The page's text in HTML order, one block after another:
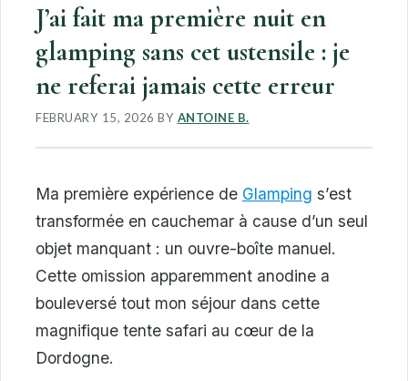
J’ai fait ma première nuit en
glamping sans cet ustensile : je
ne referai jamais cette erreur
FEBRUARY 15, 2026 BY ANTOINE B.
Ma première expérience de Glamping s’est
transformée en cauchemar à cause d’un seul
objet manquant : un ouvre-boîte manuel.
Cette omission apparemment anodine a
bouleversé tout mon séjour dans cette
magnifique tente safari au cœur de la
Dordogne.